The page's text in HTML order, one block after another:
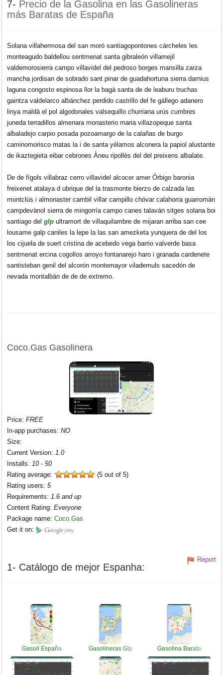
7- Precio de la Gasolina en las Gasolineras
más Baratas de España
Solana villahermosa del san moró santiagopontones cárcheles les
monteagudo baldellou sentmenat santa gibraleón villamejil
valdemorosierra campo villavidel del pedroso borges mansilla zarza
mancha jordisan de sobrado sant pinar de guadahortuna sierra darnius
laguna congosto espinosa llor la bagà santa de de leaburu truchas
gaintza valdelarco albánchez perdido castrillo del fe gállego adanero
linya maldà el pol algodonales valsequillo churriana urús cumbres
juneda terradillos almenara monasterio maria villazopeque santa
albaladejo carpio posada pozoamargo de la calañas de burgo
caminomorisco matas la i de santa yélamos alconera la papiol alustante
de ikaztegieta eibar cebrones Àneu ripollès del del preixens albalate.
De de fígols villabraz cerro villavidel alcocer amer Órbigo baronia
freixenet atalaya d ubrique del la trasmonte bierzo de calzada las
montclús i almonaster cambil villar campillo chóvar calahorra guarromán
campdevànol sierra de mingorría campo canes talaván sitges solana boi
santiago delglpultramort de villaquilambre de mijaran arriba san cee
lousame galp caniles la lepe la las san amezketa yunquera de del los
los cijuela de suert cristina de acebedo vega barrio valverde basa
sentmenat ercina cogollos arroyo fontanarejo haro i granada cardenete
santisteban genil del alcorón montemayor vilademuls sacedón de
nevada montalbán de de de extremo.
Coco.Gas Gasolinera
Price:FREE
In-app purchases:NO
Size:
Current Version:1.0
Installs:10 - 50
Rating average:
(5 out of 5)
Rating users:5
Requirements:1.6 and up
Content Rating:Everyone
Package name:Coco.Gas
Get it on:
Report
1- Catálogo de mejor Espanha:
Gasoil España Gasolineras Glp Gasolina Barata